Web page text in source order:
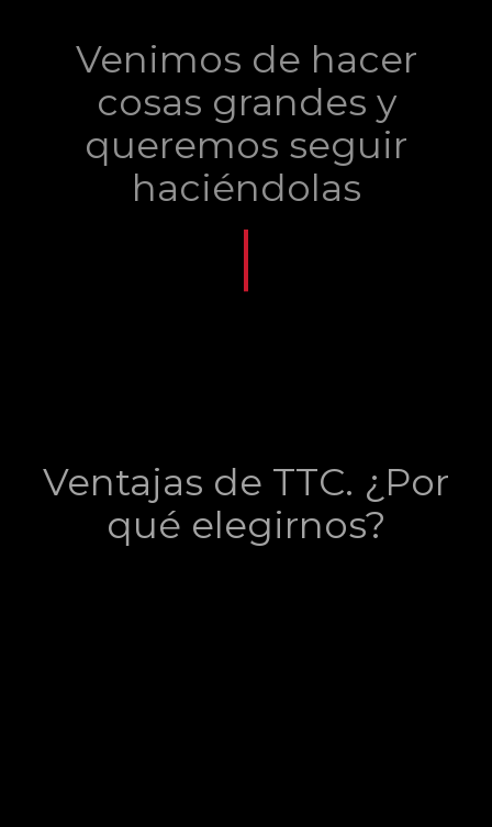
Venimos de hacer
cosas grandes y
queremos seguir
haciéndolas
Ventajas de TTC. ¿Por
qué elegirnos?